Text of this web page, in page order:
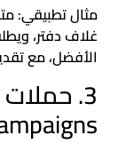
مثال تطبيقي:
غلاف دفتر،
الأفضل، مع